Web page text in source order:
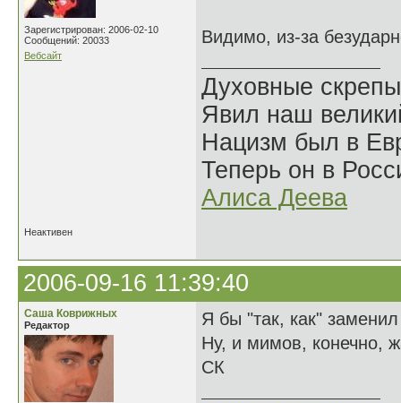
Зарегистрирован: 2006-02-10
Сообщений: 20033
Вебсайт
Видимо, из-за
Духовные
Явил наш
Нацизм был в
Теперь он в
Алиса Деева
Неактивен
2006-09-16 11:39:40
Саша Коврижных
Редактор
Я бы "так, как"
Ну, и мимов, конечно,
СК